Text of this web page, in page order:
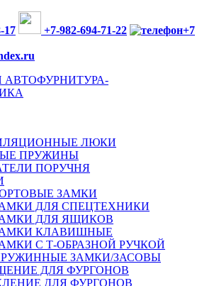
17 +7-982-694-71-22
+7
ЛЮКИ
ПРУЖИНЫ
ПОРУЧНЯ
ЗАМКИ
ДЛЯ СПЕЦТЕХНИКИ
ДЛЯ ЯЩИКОВ
КЛАВИШНЫЕ
С Т-ОБРАЗНОЙ РУЧКОЙ
ЗАМКИ/ЗАСОВЫ
ДЛЯ ФУРГОНОВ
ДЛЯ ФУРГОНОВ